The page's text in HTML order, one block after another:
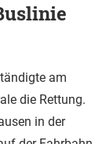
am
die Rettung.
in der